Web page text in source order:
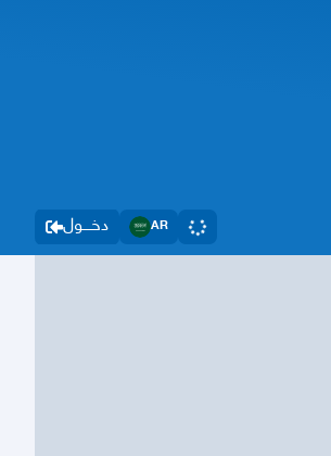
دخــــول AR